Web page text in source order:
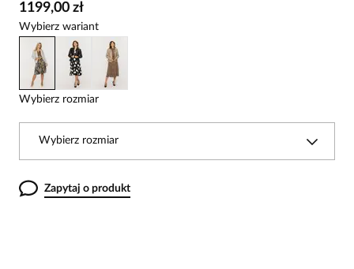
1199,00 zł
Wybierz wariant
Wybierz rozmiar
Wybierz rozmiar
Zapytaj o produkt